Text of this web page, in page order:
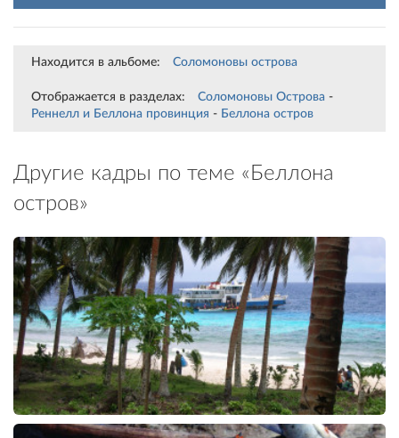
Находится в альбоме: Соломоновы острова
Отображается в разделах: Соломоновы Острова -
Реннелл и Беллона провинция - Беллона остров
Другие кадры по теме «Беллона
остров»